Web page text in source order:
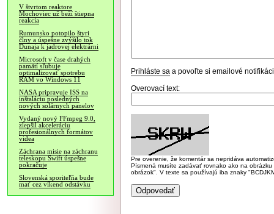
V štvrtom reaktore
Mochoviec už beží štiepna
reakcia
Rumunsko potopilo štyri
člny a úspešne zvýšilo tok
Dunaja k jadrovej elektrárni
Microsoft v čase drahých
pamätí sľubuje
optimalizovať spotrebu
RAM vo Windows 11
NASA pripravuje ISS na
inštaláciu posledných
nových solárnych panelov
Vydaný nový FFmpeg 9.0,
zlepšil akceleráciu
profesionálnych formátov
videa
Záchrana misie na záchranu
teleskopu Swift úspešne
pokračuje
Slovenská sporiteľňa bude
mať cez víkend odstávku
Prihláste sa a povoľte si emailové
Overovací text:
Pre overenie, že komentár sa nepridáva
Písmená musíte zadávať rovnako ako na
obrázok". V texte sa používajú iba znaky